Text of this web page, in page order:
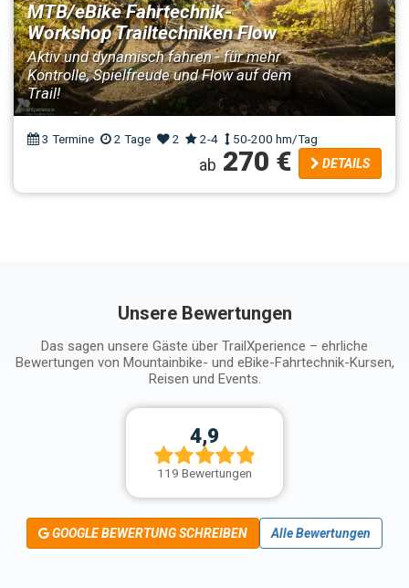
MTB/eBike Fahrtechnik-
Workshop Trailtechniken Flow
Aktiv und dynamisch fahren - für mehr
Kontrolle, Spielfreude und Flow auf dem
Trail!
3 Termine 2 Tage 2 2-4
50-200 hm/Tag
DETAILS
ab 270 €
Unsere Bewertungen
Das sagen unsere Gäste über TrailXperience – ehrliche
Bewertungen von Mountainbike- und eBike-Fahrtechnik-Kursen,
Reisen und Events.
4,9
119 Bewertungen
GOOGLE BEWERTUNG SCHREIBEN Alle Bewertungen